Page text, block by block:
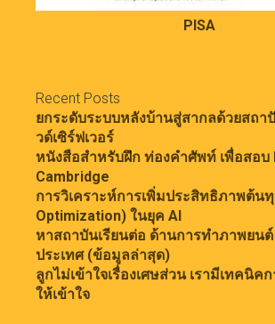
PISA
Recent Posts
ยกระดับระบบหลังบ้านสู่สากลด้วยสถา
วด์เซิร์ฟเวอร์
หนังสือสำหรับฝึก ท่องคำศัพท์ เพื่อสอบ
Cambridge
การวิเคราะห์การเพิ่มประสิทธิภาพต้น
Optimization) ในยุค AI
หาสถาบันเรียนต่อ ด้านการทำภาพยนต์
ประเทศ (ข้อมูลล่าสุด)
ลูกไม่เข้าใจเรื่องเศษส่วน เรามีเทคนิค
ให้เข้าใจ